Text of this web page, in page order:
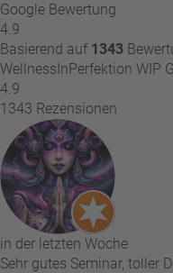
Google Bewertung
4.9
Basierend auf 1343
WellnessInPerfektion WIP
4.9
1343 Rezensionen
in der letzten Woche
Sehr gutes Seminar, toller